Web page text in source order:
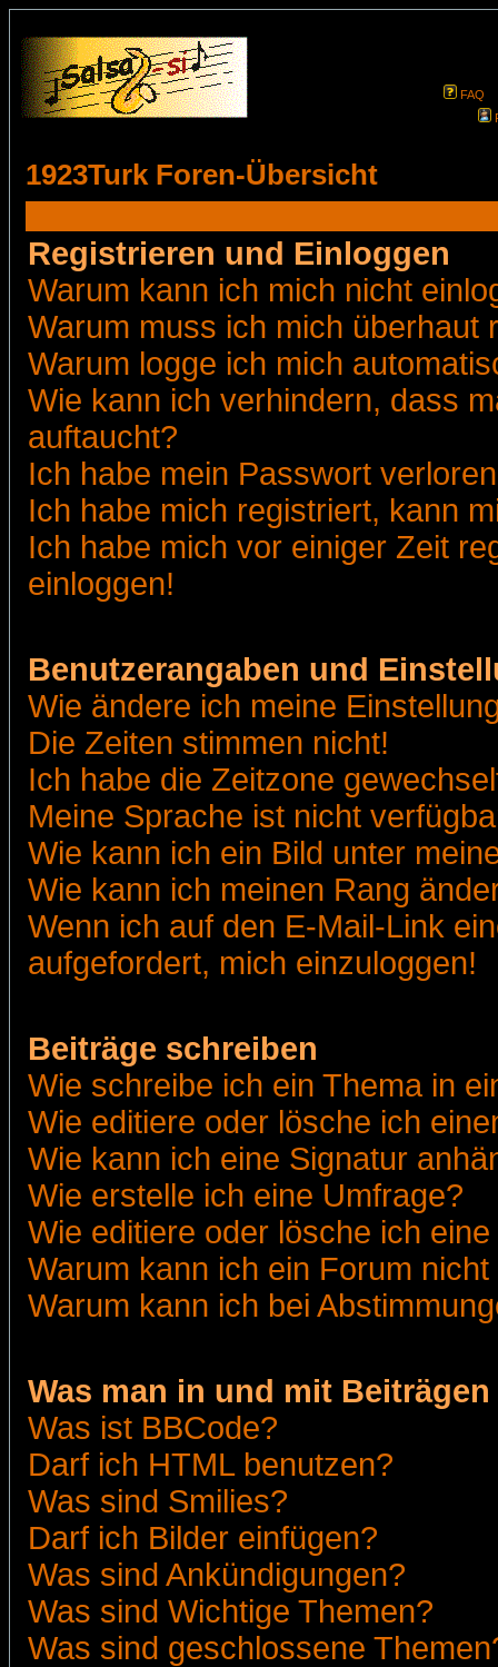
FAQ
1923Turk Foren-Übersicht
Registrieren und Einloggen
Warum kann ich mich nicht
Warum muss ich mich überhaut
Warum logge ich mich
Wie kann ich verhindern, dass
auftaucht?
Ich habe mein Passwort
Ich habe mich registriert, kann
Ich habe mich vor einiger Zeit
einloggen!
Benutzerangaben und
Wie ändere ich meine
Die Zeiten stimmen nicht!
Ich habe die Zeitzone
Meine Sprache ist nicht
Wie kann ich ein Bild unter
Wie kann ich meinen Rang
Wenn ich auf den E-Mail-Link
aufgefordert, mich einzuloggen!
Beiträge schreiben
Wie schreibe ich ein Thema in
Wie editiere oder lösche ich
Wie kann ich eine Signatur
Wie erstelle ich eine Umfrage?
Wie editiere oder lösche ich
Warum kann ich ein Forum
Warum kann ich bei
Was man in und mit
Was ist BBCode?
Darf ich HTML benutzen?
Was sind Smilies?
Darf ich Bilder einfügen?
Was sind Ankündigungen?
Was sind Wichtige Themen?
Was sind geschlossene